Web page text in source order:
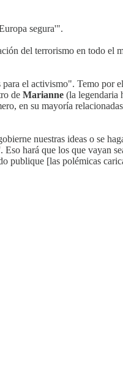
segura'".
del terrorismo en todo el
el activismo". Temo por
de Marianne (la legendaria
en su mayoría
nuestras ideas o se
hará que los que vayan
publique [las polémicas